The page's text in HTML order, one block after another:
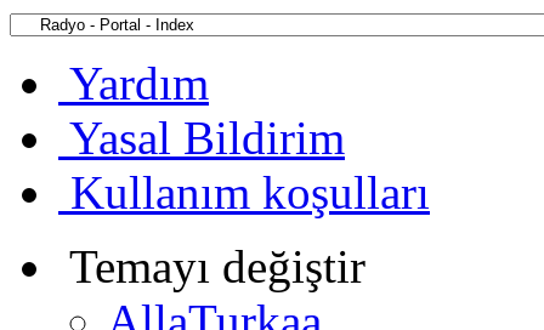
Yardım
Yasal Bildirim
Kullanım koşulları
Temayı değiştir